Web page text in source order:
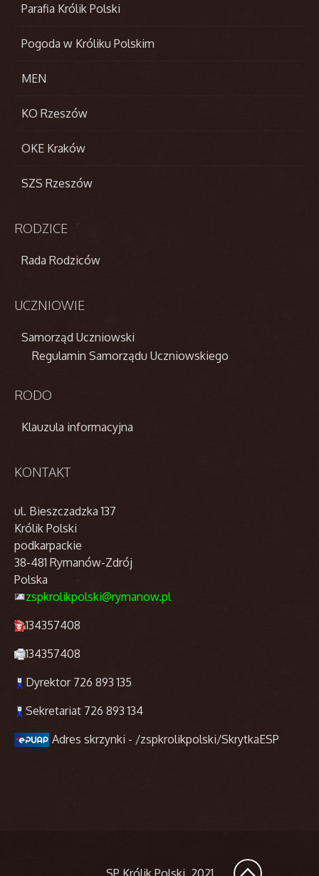
Parafia Królik Polski
Pogoda w Króliku Polskim
MEN
KO Rzeszów
OKE Kraków
SZS Rzeszów
RODZICE
Rada Rodziców
UCZNIOWIE
Samorząd Uczniowski
Regulamin Samorządu Uczniowskiego
RODO
Klauzula informacyjna
KONTAKT
ul. Bieszczadzka 137
Królik Polski
podkarpackie
38-481 Rymanów-Zdrój
Polska
zspkrolikpolski@rymanow.pl
134357408
134357408
Dyrektor 726 893 135
Sekretariat 726 893 134
Adres skrzynki - /zspkrolikpolski/SkrytkaESP
SP Królik Polski . 2021